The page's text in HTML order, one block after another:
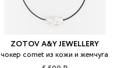
ZOTOV A&Y JEWELLERY
чокер comet из кожи и жемчуга